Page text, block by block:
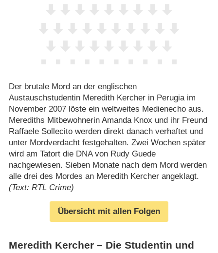
Der brutale Mord an der englischen
Austauschstudentin Meredith Kercher in Perugia im
November 2007 löste ein weltweites Medienecho aus.
Merediths Mitbewohnerin Amanda Knox und ihr Freund
Raffaele Sollecito werden direkt danach verhaftet und
unter Mordverdacht festgehalten. Zwei Wochen später
wird am Tatort die DNA von Rudy Guede
nachgewiesen. Sieben Monate nach dem Mord werden
alle drei des Mordes an Meredith Kercher angeklagt.
(Text: RTL Crime)
Übersicht mit allen Folgen
Meredith Kercher – Die Studentin und